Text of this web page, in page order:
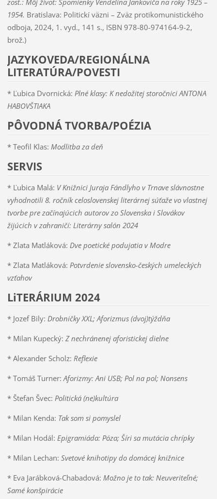
zost.: Môj život: Spomienky Vendelína Jankoviča na roky 1925 –
1954. Bratislava: Politickí väzni – Zväz protikomunistického
odboja, 2024, 1. vyd., 141 s., ISBN 978-80-974164-9-2,
brož.)
JAZYKOVEDA/REGIONÁLNA
LITERATÚRA/POVESTI
* Ľubica Dvornická: Plné klasy: K nedožitej storočnici ANTONA
HABOVŠTIAKA
PÔVODNÁ TVORBA/POÉZIA
* Teofil Klas: Modlitba za deň
SERVIS
* Ľubica Malá: V Knižnici Juraja Fándlyho v Trnave slávnostne
vyhodnotili 8. ročník celoslovenskej literárnej súťaže vo vlastnej
tvorbe pre začínajúcich autorov zo Slovenska i Slovákov
žijúcich v zahraničí: Literárny salón 2024
* Zlata Matláková: Dve poetické podujatia v Modre
* Zlata Matláková: Potvrdenie slovensko-českých umeleckých
vzťahov
LiTERÁRIUM 2024
* Jozef Bily: Drobničky XXL; Aforizmus (dvoj)týždňa
* Milan Kupecký: Z nechránenej aforistickej dielne
* Alexander Scholz: Reflexie
* Tomáš Turner: Aforizmy: Ani USB; Pol na pol; Nonsens
* Štefan Švec: Politická (ne)kultúra
* Milan Kenda: Tak som si pomyslel
* Milan Hodál: Epigramiáda: Póza; Šíri sa mutácia chrípky
* Milan Lechan: Svetové knihotipy do domácej knižnice
* Eva Jarábková-Chabadová: Možno je to tak: Neuveriteľné;
Samé konšpirácie